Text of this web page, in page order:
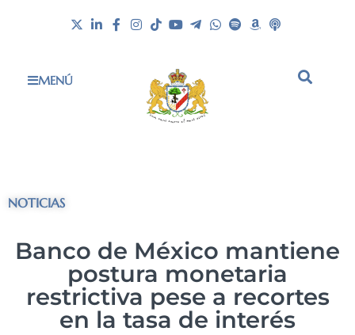
MENÚ
NOTICIAS
Banco de México mantiene
postura monetaria
restrictiva pese a recortes
en la tasa de interés